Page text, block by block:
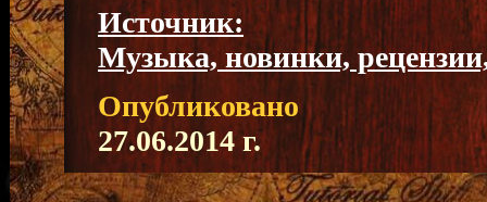
Источник:
Музыка, новинки,
Опубликовано
27.06.2014 г.